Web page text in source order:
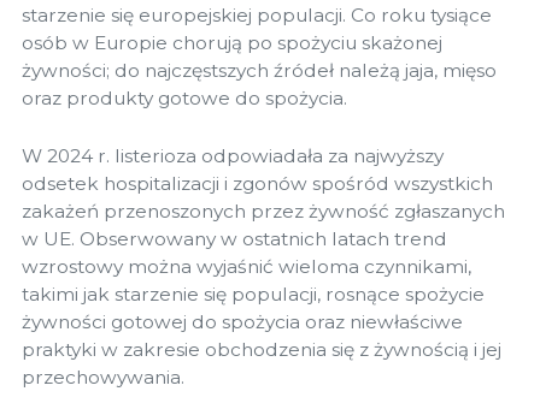
starzenie się europejskiej populacji. Co roku tysiące
osób w Europie chorują po spożyciu skażonej
żywności; do najczęstszych źródeł należą jaja, mięso
oraz produkty gotowe do spożycia.
W 2024 r. listerioza odpowiadała za najwyższy
odsetek hospitalizacji i zgonów spośród wszystkich
zakażeń przenoszonych przez żywność zgłaszanych
w UE. Obserwowany w ostatnich latach trend
wzrostowy można wyjaśnić wieloma czynnikami,
takimi jak starzenie się populacji, rosnące spożycie
żywności gotowej do spożycia oraz niewłaściwe
praktyki w zakresie obchodzenia się z żywnością i jej
przechowywania.